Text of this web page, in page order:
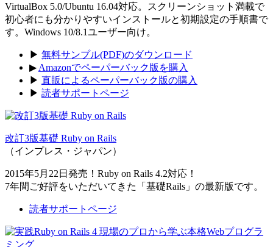
VirtualBox 5.0/Ubuntu 16.04対応。スクリーンショット満載で
初心者にも分かりやすいインストールと初期設定の手順書で
す。Windows 10/8.1ユーザー向け。
▶ 無料サンプル(PDF)のダウンロード
▶ Amazonでペーパーバック版を購入
▶ 直販によるペーパーバック版の購入
▶ 読者サポートページ
改訂3版基礎 Ruby on Rails
（インプレス・ジャパン）
2015年5月22日発売！Ruby on Rails 4.2対応！
7年間ご好評をいただいてきた「基礎Rails」の最新版です。
読者サポートページ